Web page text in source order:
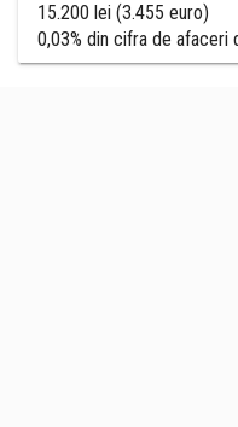
15.200 lei (3.455 euro)
0,03% din cifra de afaceri